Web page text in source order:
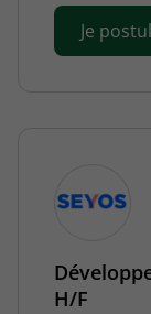
Je
H/F